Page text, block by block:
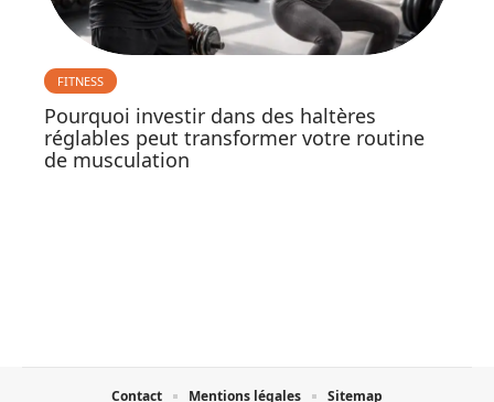
FITNESS
Pourquoi investir dans des haltères
réglables peut transformer votre routine
de musculation
Contact Mentions légales Sitemap